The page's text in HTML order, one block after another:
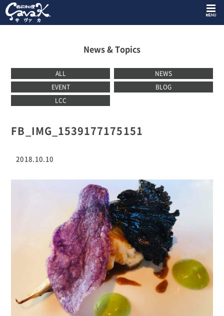
News & Topics
ALL
NEWS
EVENT
BLOG
LCC
FB_IMG_1539177175151
2018.10.10